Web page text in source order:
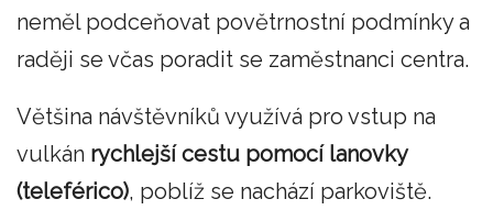
neměl podceňovat povětrnostní podmínky a
raději se včas poradit se zaměstnanci centra.
Většina návštěvníků využívá pro vstup na
vulkán rychlejší cestu pomocí lanovky
(teleférico), poblíž se nachází parkoviště.